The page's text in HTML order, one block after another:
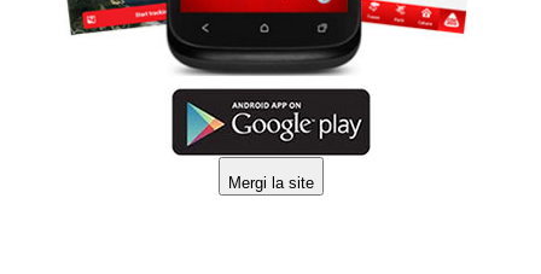
Mergi la site